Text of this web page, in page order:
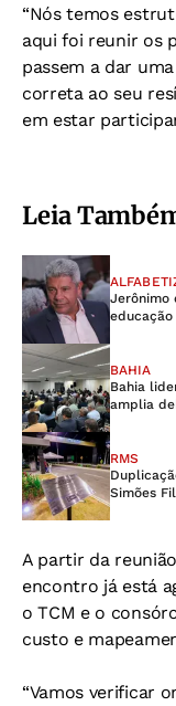
“Nós temos
aqui foi reunir os
passem a dar
correta ao seu
em estar
Leia
Jerônimo
educação
BAHIA
Bahia
amplia
RMS
Simões
A partir da
encontro já está
o TCM e o
custo e
“Vamos verificar